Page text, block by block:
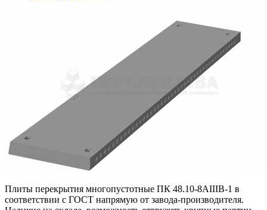
Плиты перекрытия многопустотные ПК 48.10-8АIIIВ-1 в
соответствии с ГОСТ напрямую от завода-производителя.